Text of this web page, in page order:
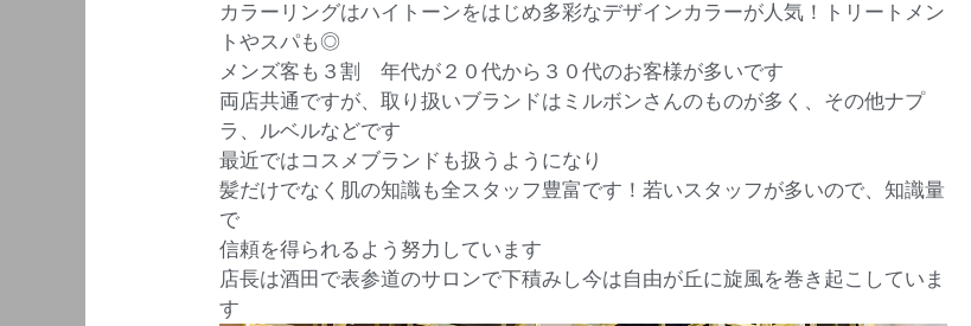
カラーリングはハイトーンをはじめ多彩なデザインカラーが人気！トリートメン
トやスパも◎
メンズ客も３割 年代が２０代から３０代のお客様が多いです
両店共通ですが、取り扱いブランドはミルボンさんのものが多く、その他ナプ
ラ、ルベルなどです
最近ではコスメブランドも扱うようになり
髪だけでなく肌の知識も全スタッフ豊富です！若いスタッフが多いので、知識量
で
信頼を得られるよう努力しています
店長は酒田で表参道のサロンで下積みし今は自由が丘に旋風を巻き起こしていま
す